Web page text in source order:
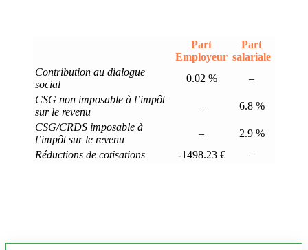
Part
Employeur
Part
salariale
Contribution au dialogue
social
0.02 %
–
CSG non imposable à l’impôt
sur le revenu
–
6.8 %
CSG/CRDS imposable à
l’impôt sur le revenu
–
2.9 %
Réductions de cotisations
-1498.23 € –